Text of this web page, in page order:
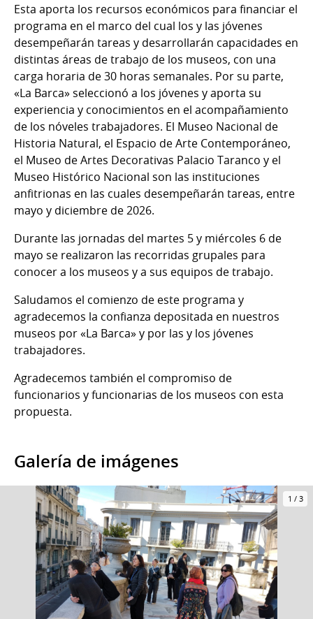
Esta aporta los recursos económicos para financiar el
programa en el marco del cual los y las jóvenes
desempeñarán tareas y desarrollarán capacidades en
distintas áreas de trabajo de los museos, con una
carga horaria de 30 horas semanales. Por su parte,
«La Barca» seleccionó a los jóvenes y aporta su
experiencia y conocimientos en el acompañamiento
de los nóveles trabajadores. El Museo Nacional de
Historia Natural, el Espacio de Arte Contemporáneo,
el Museo de Artes Decorativas Palacio Taranco y el
Museo Histórico Nacional son las instituciones
anfitrionas en las cuales desempeñarán tareas, entre
mayo y diciembre de 2026.
Durante las jornadas del martes 5 y miércoles 6 de
mayo se realizaron las recorridas grupales para
conocer a los museos y a sus equipos de trabajo.
Saludamos el comienzo de este programa y
agradecemos la confianza depositada en nuestros
museos por «La Barca» y por las y los jóvenes
trabajadores.
Agradecemos también el compromiso de
funcionarios y funcionarias de los museos con esta
propuesta.
Galería de imágenes
1 / 3